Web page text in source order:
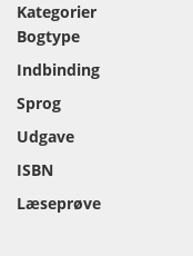
Kategorier
Bogtype
Indbinding
Sprog
Udgave
ISBN
Læseprøve